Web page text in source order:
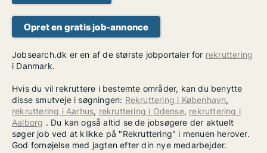
Opret en gratis job-annonce
Jobsearch.dk er en af de største jobportaler for rekruttering
i Danmark.
Hvis du vil rekruttere i bestemte områder, kan du benytte
disse smutveje i søgningen: Rekruttering i København,
rekruttering i Aarhus, rekruttering i Odense, rekruttering i
Aalborg . Du kan også altid se de jobsøgere der aktuelt
søger job ved at klikke på "Rekruttering" i menuen herover.
God fornøjelse med jagten efter din nye medarbejder.